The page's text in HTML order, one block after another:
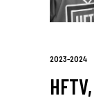
2023-2024